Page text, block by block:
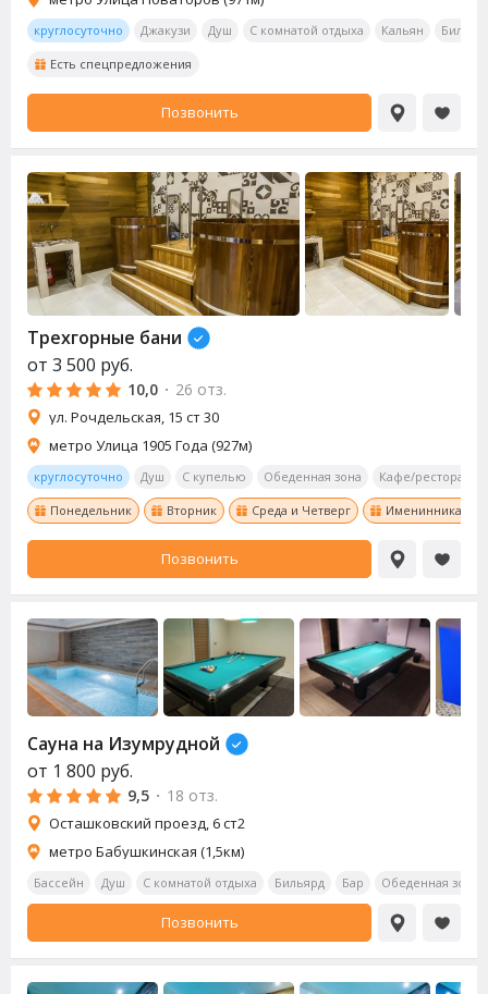
круглосуточно Джакузи Душ С комнатой отдыха Кальян
Есть спецпредложения
Позвонить
Трехгорные бани
от 3 500 руб.
10,0 · 26 отз.
ул. Рочдельская, 15 ст 30
метро Улица 1905 Года (927м)
круглосуточно Душ С купелью Обеденная зона Кафе/ресторан
Понедельник Вторник Среда и Четверг Именинникам
Позвонить
Сауна на Изумрудной
от 1 800 руб.
9,5 · 18 отз.
​Осташковский проезд, 6 ст2
метро Бабушкинская (1,5км)
Бассейн Душ С комнатой отдыха Бильярд Бар Обеденная зона
Позвонить